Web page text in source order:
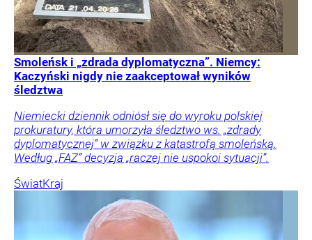
Smoleńsk i „zdrada dyplomatyczna”. Niemcy:
Kaczyński nigdy nie zaakceptował wyników
śledztwa
Niemiecki dziennik odniósł się do wyroku polskiej
prokuratury, która umorzyła śledztwo ws. „zdrady
dyplomatycznej” w związku z katastrofą smoleńską.
Według „FAZ” decyzja „raczej nie uspokoi sytuacji”.
ŚwiatKraj